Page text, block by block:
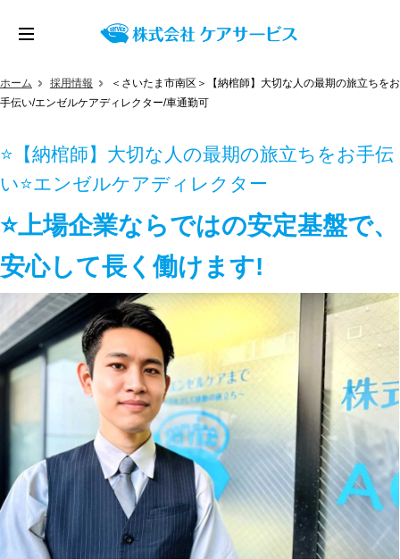
ホーム 採用情報
＜さいたま市南区＞【納棺師】大切な人の最期の旅立ちをお
手伝い/エンゼルケアディレクター/車通勤可
⭐【納棺師】大切な人の最期の旅立ちをお手伝
い⭐エンゼルケアディレクター
⭐上場企業ならではの安定基盤で、
安心して長く働けます!